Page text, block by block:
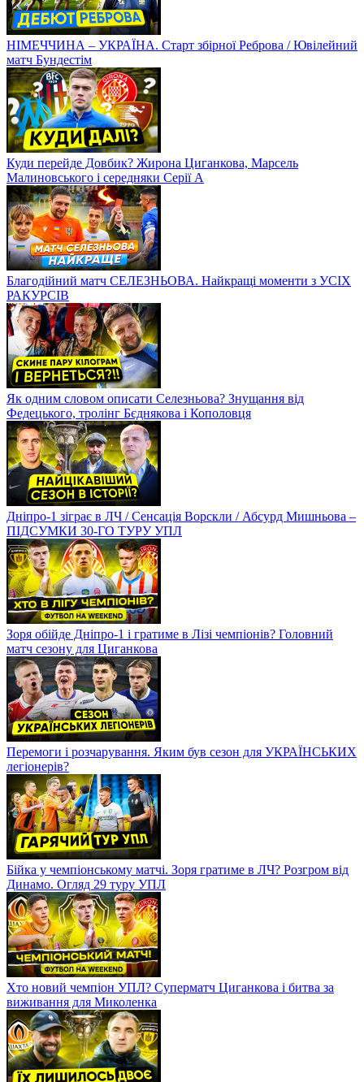
НІМЕЧЧИНА – УКРАЇНА. Старт збірної Реброва / Ювілейний
матч Бундестім
Куди перейде Довбик? Жирона Циганкова, Марсель
Малиновського і середняки Серії А
Благодійний матч СЕЛЕЗНЬОВА. Найкращі моменти з УСІХ
РАКУРСІВ
Як одним словом описати Селезньова? Знущання від
Федецького, тролінг Бєднякова і Кополовця
Дніпро-1 зіграє в ЛЧ / Сенсація Ворскли / Абсурд Мишньова –
ПІДСУМКИ 30-ГО ТУРУ УПЛ
Зоря обійде Дніпро-1 і гратиме в Лізі чемпіонів? Головний
матч сезону для Циганкова
Перемоги і розчарування. Яким був сезон для УКРАЇНСЬКИХ
легіонерів?
Бійка у чемпіонському матчі. Зоря гратиме в ЛЧ? Розгром від
Динамо. Огляд 29 туру УПЛ
Хто новий чемпіон УПЛ? Суперматч Циганкова і битва за
виживання для Миколенка